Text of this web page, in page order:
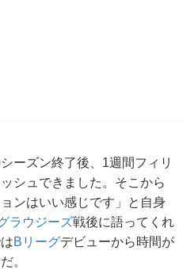
ーズン終了後、1週間フィリ
シュできました。そこから
ンはいい感じです」と自身
ラウジーズ戦後に語ってくれ
Bリーグデビューから時間が
。